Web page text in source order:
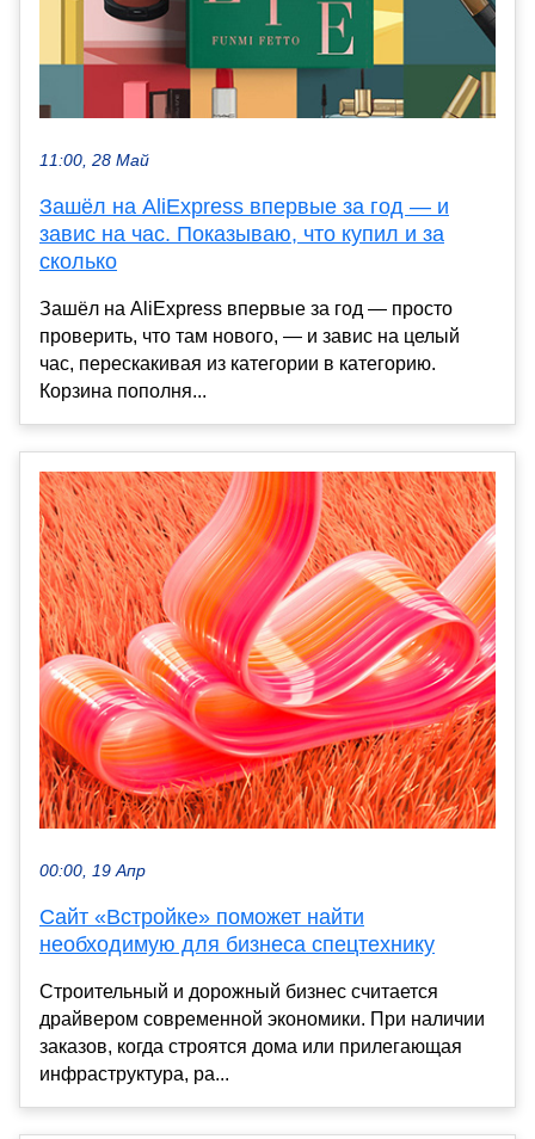
11:00, 28 Май
Зашёл на AliExpress впервые за год — и
завис на час. Показываю, что купил и за
сколько
Зашёл на AliExpress впервые за год — просто
проверить, что там нового, — и завис на целый
час, перескакивая из категории в категорию.
Корзина пополня...
00:00, 19 Апр
Сайт «Встройке» поможет найти
необходимую для бизнеса спецтехнику
Строительный и дорожный бизнес считается
драйвером современной экономики. При наличии
заказов, когда строятся дома или прилегающая
инфраструктура, ра...